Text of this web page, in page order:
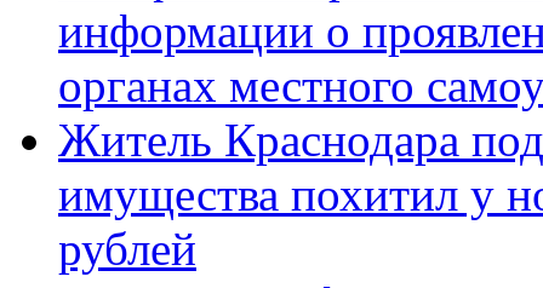
информации о
органах местного
Житель Краснодара
имущества похитил у
рублей